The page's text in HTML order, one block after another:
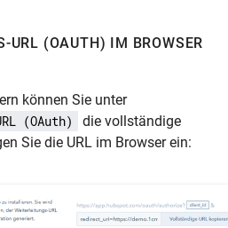
URL (OAUTH) IM BROWSER
können Sie unter
(OAuth)
die vollständige
Sie die URL im Browser ein: